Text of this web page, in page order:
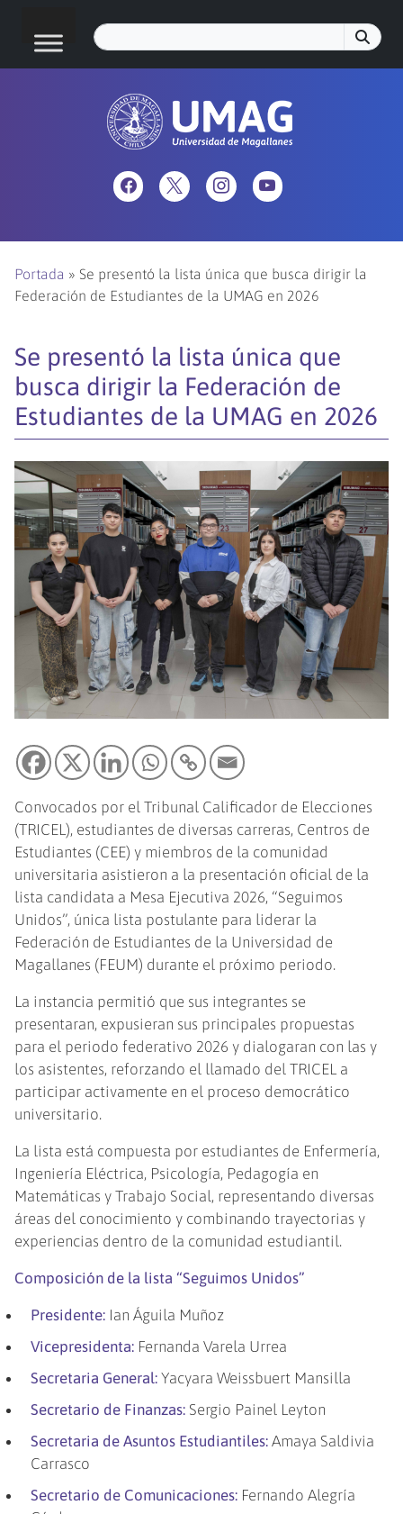
Portada » Se presentó la lista única que busca dirigir la
Federación de Estudiantes de la UMAG en 2026
Se presentó la lista única que
busca dirigir la Federación de
Estudiantes de la UMAG en 2026
Convocados por el Tribunal Calificador de Elecciones
(TRICEL), estudiantes de diversas carreras, Centros de
Estudiantes (CEE) y miembros de la comunidad
universitaria asistieron a la presentación oficial de la
lista candidata a Mesa Ejecutiva 2026, “Seguimos
Unidos”, única lista postulante para liderar la
Federación de Estudiantes de la Universidad de
Magallanes (FEUM) durante el próximo periodo.
La instancia permitió que sus integrantes se
presentaran, expusieran sus principales propuestas
para el periodo federativo 2026 y dialogaran con las y
los asistentes, reforzando el llamado del TRICEL a
participar activamente en el proceso democrático
universitario.
La lista está compuesta por estudiantes de Enfermería,
Ingeniería Eléctrica, Psicología, Pedagogía en
Matemáticas y Trabajo Social, representando diversas
áreas del conocimiento y combinando trayectorias y
experiencias dentro de la comunidad estudiantil.
Composición de la lista “Seguimos Unidos”
Presidente: Ian Águila Muñoz
Vicepresidenta: Fernanda Varela Urrea
Secretaria General: Yacyara Weissbuert Mansilla
Secretario de Finanzas: Sergio Painel Leyton
Secretaria de Asuntos Estudiantiles: Amaya Saldivia
Carrasco
Secretario de Comunicaciones: Fernando Alegría